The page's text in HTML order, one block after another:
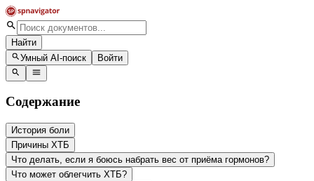
Найти
Умный AI-поиск
Войти
Содержание
История боли
Причины ХТБ
Что делать, если я боюсь набрать вес от приёма гормонов?
Что может облегчить ХТБ?